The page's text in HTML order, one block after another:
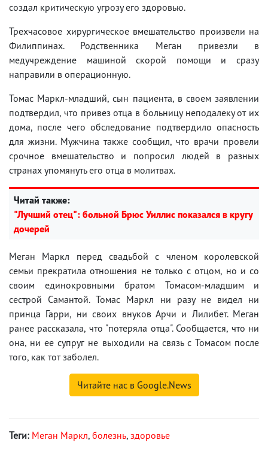
создал критическую угрозу его здоровью.
Трехчасовое хирургическое вмешательство произвели на
Филиппинах. Родственника Меган привезли в
медучреждение машиной скорой помощи и сразу
направили в операционную.
Томас Маркл-младший, сын пациента, в своем заявлении
подтвердил, что привез отца в больницу неподалеку от их
дома, после чего обследование подтвердило опасность
для жизни. Мужчина также сообщил, что врачи провели
срочное вмешательство и попросил людей в разных
странах упомянуть его отца в молитвах.
Читай также:
"Лучший отец": больной Брюс Уиллис показался в кругу
дочерей
Меган Маркл перед свадьбой с членом королевской
семьи прекратила отношения не только с отцом, но и со
своим единокровными братом Томасом-младшим и
сестрой Самантой. Томас Маркл ни разу не видел ни
принца Гарри, ни своих внуков Арчи и Лилибет. Меган
ранее рассказала, что "потеряла отца". Сообщается, что ни
она, ни ее супруг не выходили на связь с Томасом после
того, как тот заболел.
Читайте нас в Google.News
Теги: Меган Маркл, болезнь, здоровье